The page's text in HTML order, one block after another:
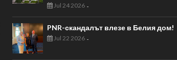
Jul 24 2026-
PNR-скандалът влезе в Белия дом!
Jul 22 2026-